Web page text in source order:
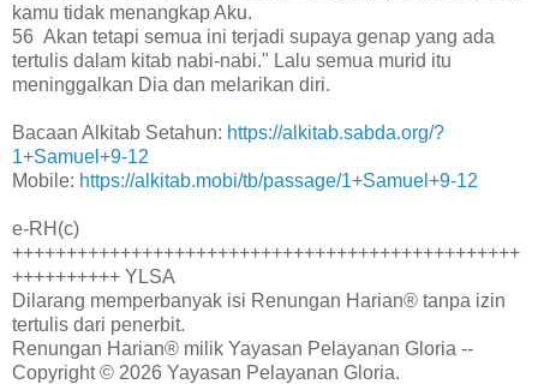
kamu tidak menangkap Aku.
56 Akan tetapi semua ini terjadi supaya genap yang ada
tertulis dalam kitab nabi-nabi." Lalu semua murid itu
meninggalkan Dia dan melarikan diri.
Bacaan Alkitab Setahun: https://alkitab.sabda.org/?
1+Samuel+9-12
Mobile: https://alkitab.mobi/tb/passage/1+Samuel+9-12
e-RH(c)
+++++++++++++++++++++++++++++++++++++++++++++++
++++++++++ YLSA
Dilarang memperbanyak isi Renungan Harian® tanpa izin
tertulis dari penerbit.
Renungan Harian® milik Yayasan Pelayanan Gloria --
Copyright © 2026 Yayasan Pelayanan Gloria.